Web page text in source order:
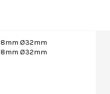
Ø32mm
Ø32mm